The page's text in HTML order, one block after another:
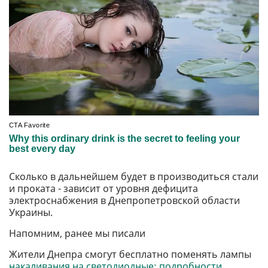
Сколько в дальнейшем будет в производиться стали
и проката - зависит от уровня дефицита
электроснабжения в Днепропетровской области
Украины.
Напомним, ранее мы писали
Жители Днепра смогут бесплатно поменять лампы